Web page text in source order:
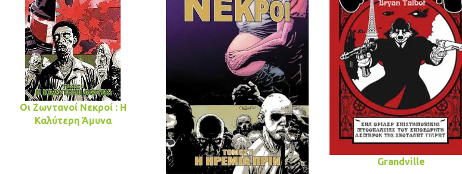
Οι Ζωντανοί Νεκροί : Η
Καλύτερη Άμυνα
Grandville